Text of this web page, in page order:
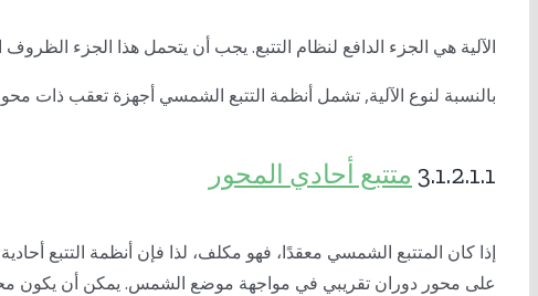
الآلية هي الجزء الدافع لنظام التتبع. يجب أن يتحمل هذا الجزء
بالنسبة لنوع الآلية, تشمل أنظمة التتبع الشمسي أجهزة تعقب ذات
3.1.2.1.1 متتبع أحادي المحور
إذا كان المتتبع الشمسي معقدًا، فهو مكلف، لذا فإن أنظمة التتبع
على محور دوران تقريبي في مواجهة موضع الشمس. يمكن أن يكون